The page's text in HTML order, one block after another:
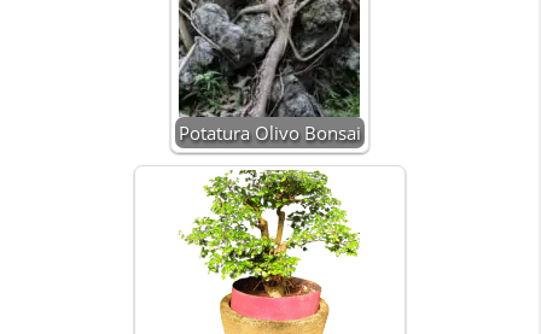
Potatura Olivo Bonsai